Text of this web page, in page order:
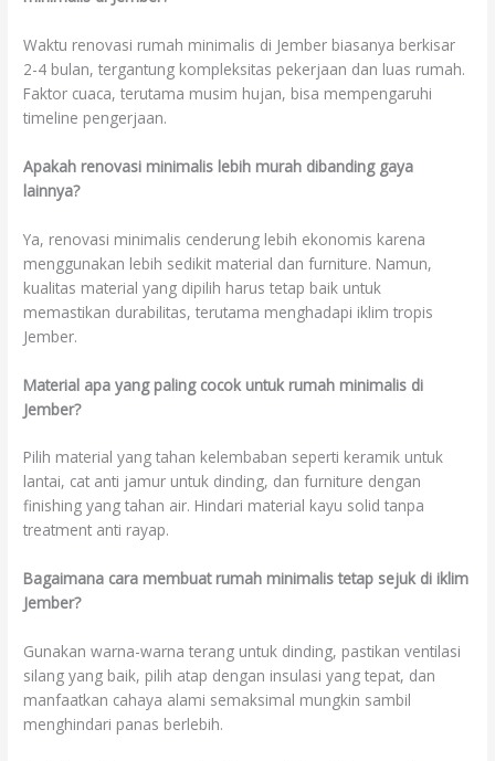
Waktu renovasi rumah minimalis di Jember biasanya berkisar
2-4 bulan, tergantung kompleksitas pekerjaan dan luas rumah.
Faktor cuaca, terutama musim hujan, bisa mempengaruhi
timeline pengerjaan.
Apakah renovasi minimalis lebih murah dibanding gaya
lainnya?
Ya, renovasi minimalis cenderung lebih ekonomis karena
menggunakan lebih sedikit material dan furniture. Namun,
kualitas material yang dipilih harus tetap baik untuk
memastikan durabilitas, terutama menghadapi iklim tropis
Jember.
Material apa yang paling cocok untuk rumah minimalis di
Jember?
Pilih material yang tahan kelembaban seperti keramik untuk
lantai, cat anti jamur untuk dinding, dan furniture dengan
finishing yang tahan air. Hindari material kayu solid tanpa
treatment anti rayap.
Bagaimana cara membuat rumah minimalis tetap sejuk di iklim
Jember?
Gunakan warna-warna terang untuk dinding, pastikan ventilasi
silang yang baik, pilih atap dengan insulasi yang tepat, dan
manfaatkan cahaya alami semaksimal mungkin sambil
menghindari panas berlebih.